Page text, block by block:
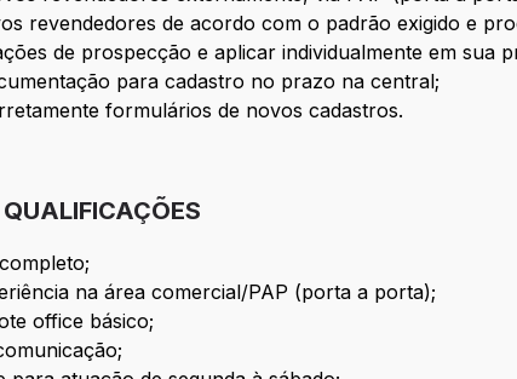
revendedores de acordo com o padrão exigido e
de prospecção e aplicar individualmente em sua
para cadastro no prazo na central;
formulários de novos cadastros.
na área comercial/PAP (porta a porta);
office básico;